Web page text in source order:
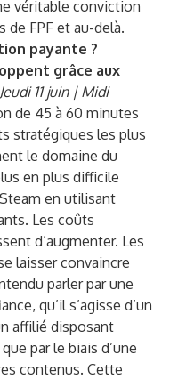
véritable conviction
de FPF et au-delà.
payante ?
grâce aux
Jeudi 11 juin | Midi
de 45 à 60 minutes
stratégiques les plus
le domaine du
en plus difficile
en utilisant
Les coûts
d’augmenter. Les
laisser convaincre
parler par une
qu’il s’agisse d’un
affilié disposant
par le biais d’une
contenus. Cette